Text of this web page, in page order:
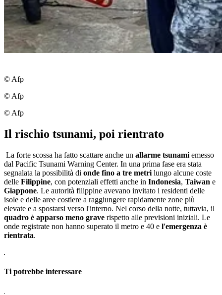
© Afp
© Afp
© Afp
Il rischio tsunami, poi rientrato
La forte scossa ha fatto scattare anche un allarme tsunami emesso
dal Pacific Tsunami Warning Center. In una prima fase era stata
segnalata la possibilità di onde fino a tre metri lungo alcune coste
delle Filippine, con potenziali effetti anche in Indonesia, Taiwan e
Giappone. Le autorità filippine avevano invitato i residenti delle
isole e delle aree costiere a raggiungere rapidamente zone più
elevate e a spostarsi verso l'interno. Nel corso della notte, tuttavia, il
quadro è apparso meno grave rispetto alle previsioni iniziali. Le
onde registrate non hanno superato il metro e 40 e l'emergenza è
rientrata.
Ti potrebbe interessare